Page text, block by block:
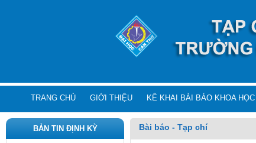
TRANG CHỦ GIỚI THIỆU KÊ KHAI BÀI BÁO KHOA HỌC
BẢN TIN ĐỊNH KỲ Bài báo - Tạp chí